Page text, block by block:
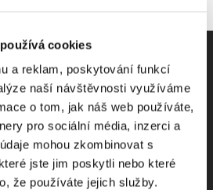
cookies
a reklam, poskytování funkcí
naší návštěvnosti využíváme
o tom, jak náš web používáte,
pro sociální média, inzerci a
mohou zkombinovat s
jste jim poskytli nebo které
že používáte jejich služby.
Beck-online
NEWS